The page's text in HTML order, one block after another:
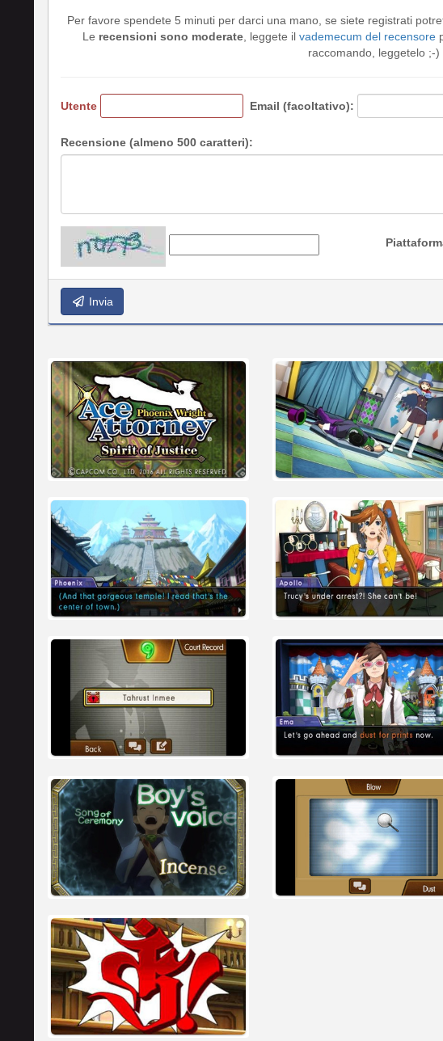
Per favore spendete 5 minuti per darci una mano, se siete registrati
Le recensioni sono moderate , leggete il vademecum del recensore
raccomando, leggetelo ;-)
Utente Email (facoltativo):
Recensione (almeno 500 caratteri):
Invia